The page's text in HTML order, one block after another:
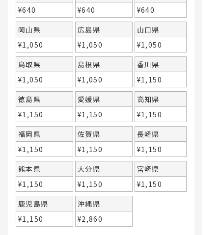
¥640
¥640
¥640
岡山県
¥1,050
広島県
¥1,050
山口県
¥1,050
鳥取県
¥1,050
島根県
¥1,050
香川県
¥1,150
徳島県
¥1,150
愛媛県
¥1,150
高知県
¥1,150
福岡県
¥1,150
佐賀県
¥1,150
長崎県
¥1,150
熊本県
¥1,150
大分県
¥1,150
宮崎県
¥1,150
鹿児島県
¥1,150
沖縄県
¥2,860